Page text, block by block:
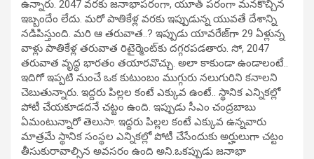
ఉన్నారు. 2047 వరకు జనాభాపరంగా, యూత్‌ పరంగా మనకొచ్చిన
ఇబ్బందేం లేదు. మరో పాతికేళ్ల వరకు ఇప్పుడున్న యువతే దేశాన్ని
నడిపిస్తుంది. మరి ఆ తరువాత..? ఇప్పుడు యావరేజ్‌గా 29 ఏళ్లున్న
వాళ్లు పాతికేళ్ల తరువాత రిటైర్మెంట్‌కు దగ్గరపడతారు. సో, 2047
తరువాత వృద్ధ భారతం తయారవొచ్చు. అలా కాకుండా ఉండాలంటే..
ఇదిగో ఇప్పటి నుంచే ఒక కుటుంబం ముగ్గురు నలుగురిని కనాలని
చెబుతున్నారు. ఇద్దరు పిల్లల కంటే ఎక్కువ ఉంటే.. స్థానిక ఎన్నికల్లో
పోటీ చేయకూడదనే చట్టం ఉంది. ఇప్పుడు సీఎం చంద్రబాబు
ఏమంటున్నారో తెలుసా. ఇద్దరు పిల్లల కంటే ఎక్కువ ఉన్నవారు
మాత్రమే స్థానిక సంస్థల ఎన్నికల్లో పోటీ చేసేందుకు అర్హులుగా చట్టం
తీసుకురావాల్సిన అవసరం ఉంది అని.ఒకప్పుడు జనాభా